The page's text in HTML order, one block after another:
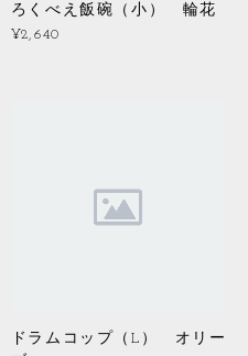
ろくべえ飯碗（小） 輪花
¥2,640
ドラムコップ（L） オリー